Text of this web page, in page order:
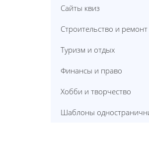
Сайты квиз
Строительство и ремонт
Туризм и отдых
Финансы и право
Хобби и творчество
Шаблоны